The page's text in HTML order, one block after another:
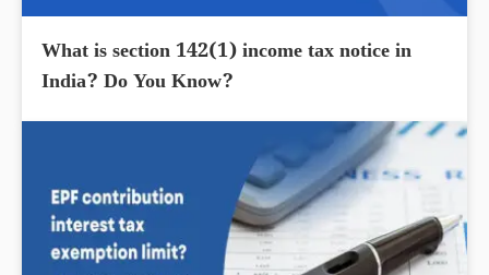
What is section 142(1) income tax notice in
India? Do You Know?